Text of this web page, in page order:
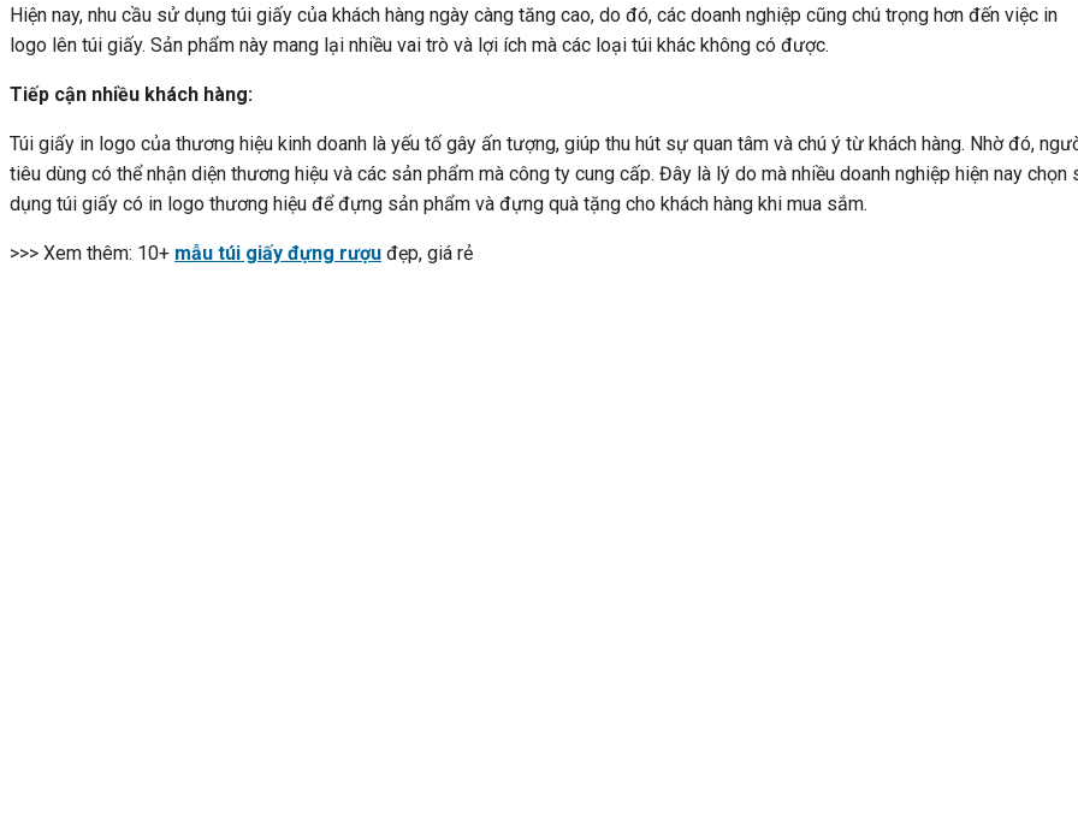
Hiện nay, nhu cầu sử dụng túi giấy của khách hàng ngày càng tăng cao, do đó, các doanh nghiệp cũng chú trọng hơn đến việc in
logo lên túi giấy. Sản phẩm này mang lại nhiều vai trò và lợi ích mà các loại túi khác không có được.
Tiếp cận nhiều khách hàng:
Túi giấy in logo của thương hiệu kinh doanh là yếu tố gây ấn tượng, giúp thu hút sự quan tâm và chú ý từ khách hàng. Nhờ đó,
tiêu dùng có thể nhận diện thương hiệu và các sản phẩm mà công ty cung cấp. Đây là lý do mà nhiều doanh nghiệp hiện nay chọn
dụng túi giấy có in logo thương hiệu để đựng sản phẩm và đựng quà tặng cho khách hàng khi mua sắm.
>>> Xem thêm: 10+ mẫu túi giấy đựng rượu đẹp, giá rẻ